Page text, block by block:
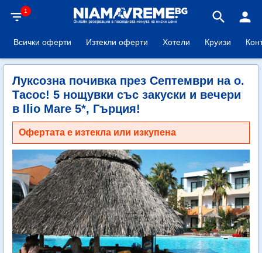
filter_list1 search person
Всички оферти Изтекли оферти Хотели Круизи
Луксозна почивка през Септември на о.
Тасос! 5 нощувки със закуски и вечери
в Ilio Mare 5*, Гърция!
Офертата е изтекла или изкупена